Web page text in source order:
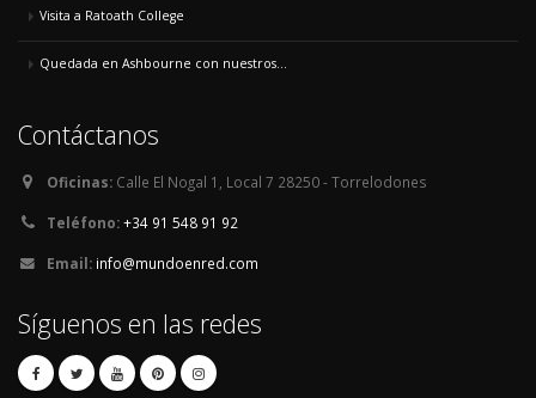
Visita a Ratoath College
Quedada en Ashbourne con nuestros...
Contáctanos
Oficinas: Calle El Nogal 1, Local 7 28250 - Torrelodones
Teléfono:+34 91 548 91 92
Email: info@mundoenred.com
Síguenos en las redes